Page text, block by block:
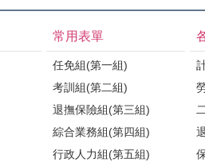
常用表單
任免組(第一組)
考訓組(第二組)
退撫保險組(第三組)
綜合業務組(第四組)
行政人力組(第五組)